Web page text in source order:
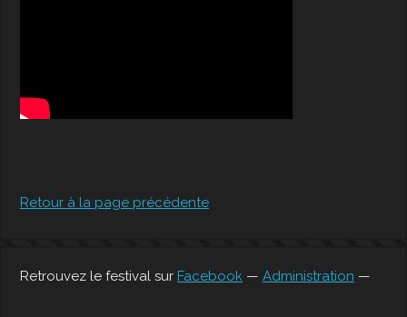
Retour à la page précédente
Retrouvez le festival sur Facebook — Administration —